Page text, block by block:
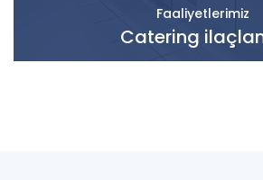
Faaliyetlerimiz
Catering